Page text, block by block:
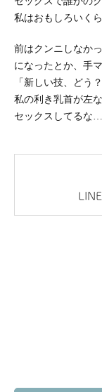
私はおもしろいく
前はクンニしなか
になったとか、手
「新しい技、どう
私の利き乳首が左
セックスしてるな